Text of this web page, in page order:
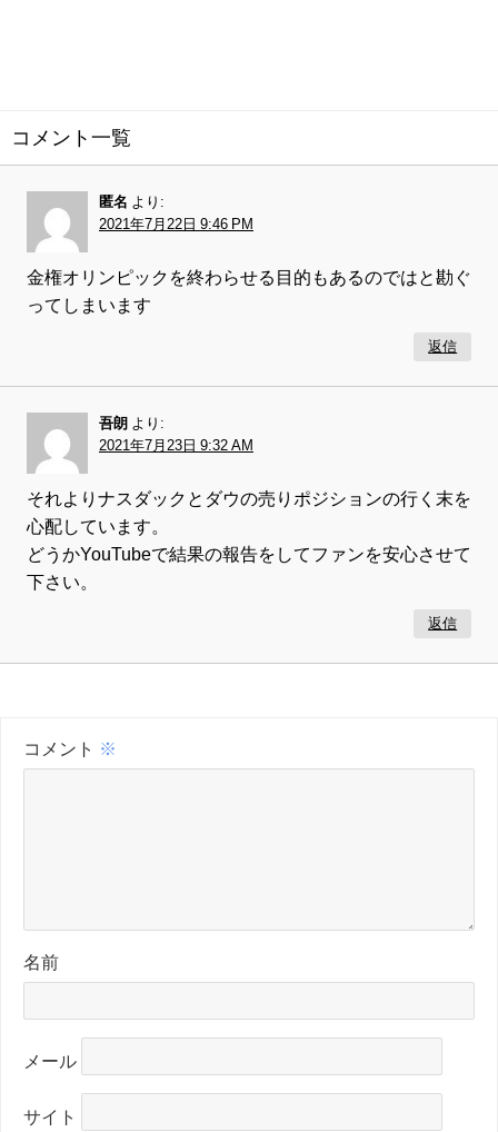
コメント一覧
匿名
より:
2021年7月22日 9:46 PM
金権オリンピックを終わらせる目的もあるのではと勘ぐ
ってしまいます
返信
吾朗
より:
2021年7月23日 9:32 AM
それよりナスダックとダウの売りポジションの行く末を
心配しています。
どうかYouTubeで結果の報告をしてファンを安心させて
下さい。
返信
コメント ※
名前
メール
サイト